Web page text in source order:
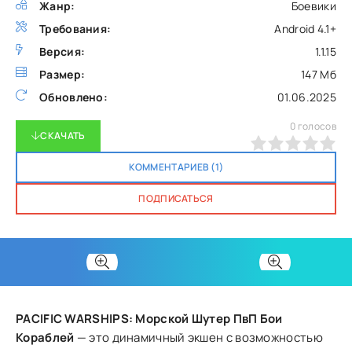
Жанр:
Боевики
Требования:
Android 4.1+
Версия:
1.1.15
Размер:
147 Мб
Обновлено:
01.06.2025
СКАЧАТЬ
КОММЕНТАРИЕВ (1)
ПОДПИСАТЬСЯ
0 голосов
PACIFIC WARSHIPS: Морской Шутер ПвП Бои
Кораблей — это динамичный экшен с возможностью